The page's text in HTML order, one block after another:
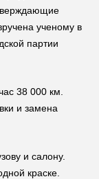
ученому в
партии
38 000 км.
и замена
и салону.
краске.